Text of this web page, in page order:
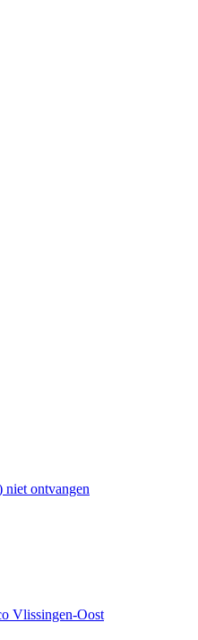
ontvangen
Vlissingen-Oost